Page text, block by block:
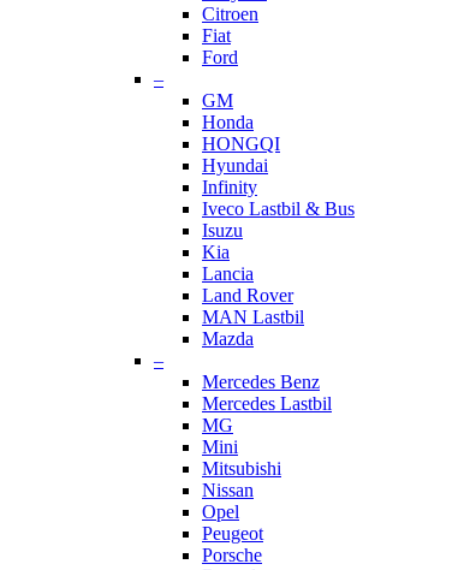
Citroen
Fiat
Ford
–
GM
Honda
HONGQI
Hyundai
Infinity
Iveco Lastbil & Bus
Isuzu
Kia
Lancia
Land Rover
MAN Lastbil
Mazda
–
Mercedes Benz
Mercedes Lastbil
MG
Mini
Mitsubishi
Nissan
Opel
Peugeot
Porsche